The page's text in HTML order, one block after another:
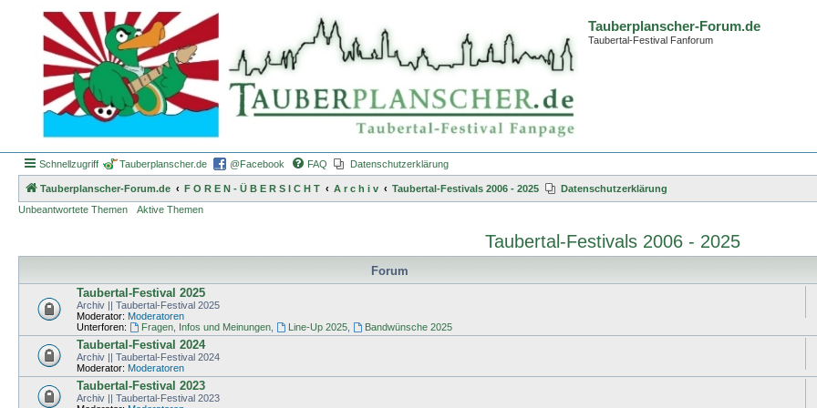
Tauberplanscher-Forum.de
Taubertal-Festival Fanforum
Schnellzugriff Tauberplanscher.de @Facebook FAQ Datenschutzerklärung
Tauberplanscher-Forum.de F O R E N - Ü B E R S I C H T A r c h i v Taubertal-Festivals 2006 - 2025
Datenschutzerklärung
Unbeantwortete Themen
Aktive Themen
Taubertal-Festivals 2006 - 2025
Forum
Taubertal-Festival 2025
Archiv || Taubertal-Festival 2025
Moderator: Moderatoren
Unterforen:
Fragen, Infos und Meinungen, Line-Up 2025, Bandwünsche 2025
Taubertal-Festival 2024
Archiv || Taubertal-Festival 2024
Moderator: Moderatoren
Taubertal-Festival 2023
Archiv || Taubertal-Festival 2023